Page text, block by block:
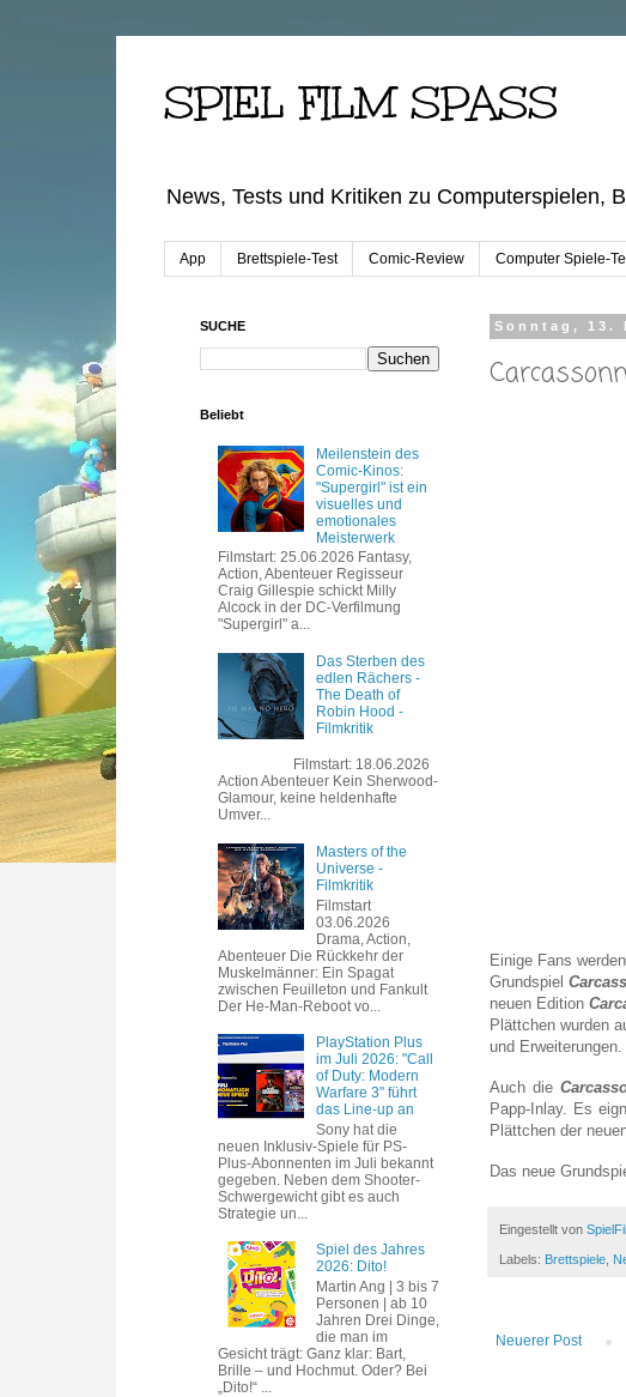
SPIEL FILM SPASS
News, Tests und Kritiken zu Computerspielen,
App Brettspiele-Test Comic-Review Computer Spiele-
Sonntag, 13.
Einige Fans
Grundspiel
neuen Edition
Plättchen wurden
und
Auch die
Papp-Inlay. Es
Plättchen der
Das neue
Eingestellt von
Labels: Brettspiele
Neuerer Post
SUCHE
Beliebt
Meilenstein des
Comic-Kinos:
"Supergirl" ist ein
visuelles und
emotionales
Meisterwerk
Filmstart: 25.06.2026 Fantasy,
Action, Abenteuer Regisseur
Craig Gillespie schickt Milly
Alcock in der DC-Verfilmung
"Supergirl" a...
Das Sterben des
edlen Rächers -
The Death of
Robin Hood -
Filmkritik
Filmstart: 18.06.2026
Action Abenteuer Kein Sherwood-
Glamour, keine heldenhafte
Umver...
Masters of the
Universe -
Filmkritik
Filmstart
03.06.2026
Drama, Action,
Abenteuer Die Rückkehr der
Muskelmänner: Ein Spagat
zwischen Feuilleton und Fankult
Der He-Man-Reboot vo...
PlayStation Plus
im Juli 2026: "Call
of Duty: Modern
Warfare 3" führt
das Line-up an
Sony hat die
neuen Inklusiv-Spiele für PS-
Plus-Abonnenten im Juli bekannt
gegeben. Neben dem Shooter-
Schwergewicht gibt es auch
Strategie un...
Spiel des Jahres
2026: Dito!
Martin Ang | 3 bis 7
Personen | ab 10
Jahren Drei Dinge,
die man im
Gesicht trägt: Ganz klar: Bart,
Brille – und Hochmut. Oder? Bei
„Dito!“ ...